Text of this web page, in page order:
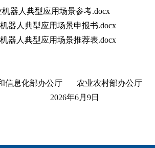
机器人典型应用场景参考.docx
器人典型应用场景申报书.docx
器人典型应用场景推荐表.docx
信息化部办公厅 农业农村部办公厅
2026年6月9日